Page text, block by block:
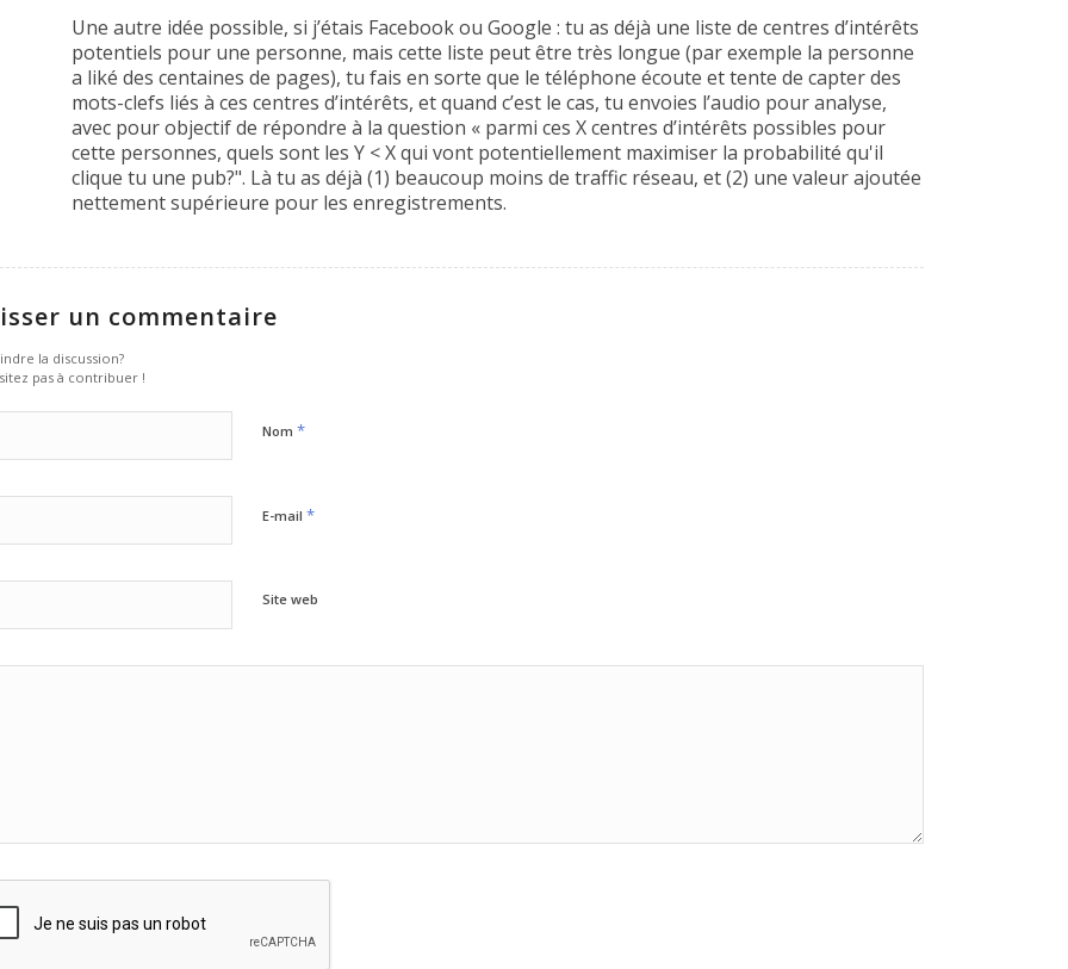
Une autre idée possible, si j’étais Facebook ou Google : tu as déjà une liste de centres d’intérêts
potentiels pour une personne, mais cette liste peut être très longue (par exemple la personne
a liké des centaines de pages), tu fais en sorte que le téléphone écoute et tente de capter des
mots-clefs liés à ces centres d’intérêts, et quand c’est le cas, tu envoies l’audio pour analyse,
avec pour objectif de répondre à la question « parmi ces X centres d’intérêts possibles pour
cette personnes, quels sont les Y < X qui vont potentiellement maximiser la probabilité qu'il
clique tu une pub?". Là tu as déjà (1) beaucoup moins de traffic réseau, et (2) une valeur ajoutée
nettement supérieure pour les enregistrements.
un commentaire
la discussion?
pas à contribuer !
Nom *
E-mail *
Site web